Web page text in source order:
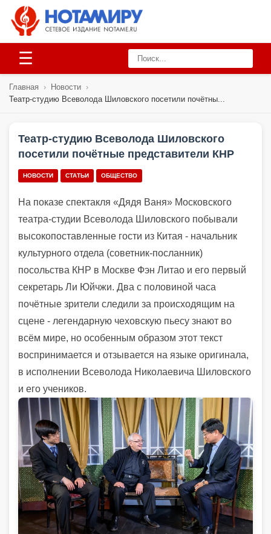
☰
Главная › Новости ›
Театр-студию Всеволода Шиловского посетили почётны...
Театр-студию Всеволода Шиловского
посетили почётные представители КНР
НОВОСТИ СТАТЬИ ОБЩЕСТВО
На показе спектакля «Дядя Ваня» Московского
театра-студии Всеволода Шиловского побывали
высокопоставленные гости из Китая - начальник
культурного отдела (советник-посланник)
посольства КНР в Москве Фэн Литао и его первый
секретарь Ли Юйчжи. Два с половиной часа
почётные зрители следили за происходящим на
сцене - легендарную чеховскую пьесу знают во
всём мире, но особенным образом этот текст
воспринимается и отзывается на языке оригинала,
в исполнении Всеволода Николаевича Шиловского
и его учеников.